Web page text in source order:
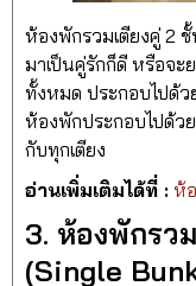
ห้องพักรวมเตียงคู่ 2
มาเป็นคู่รักก็ดี หรือจะ
ทั้งหมด ประกอบไปด้ว
ห้องพักประกอบไปด้ว
กับทุกเตียง
อ่านเพิ่มเติมได้ที่ : ห้
3. ห้องพักรว
(Single